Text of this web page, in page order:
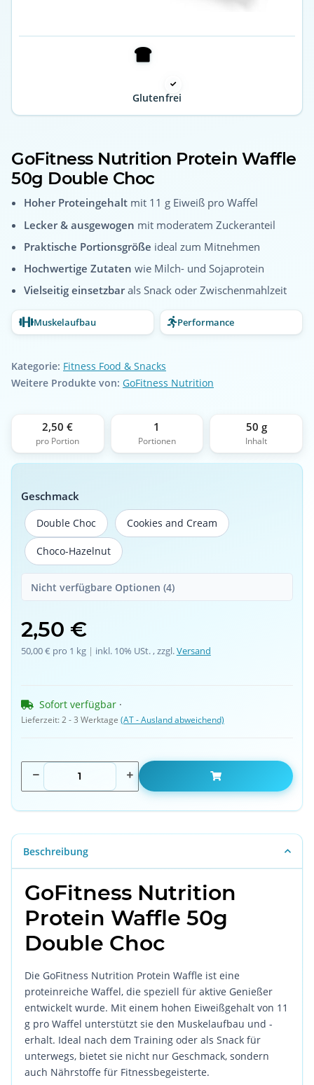
Glutenfrei
GoFitness Nutrition Protein Waffle
50g Double Choc
Hoher Proteingehalt mit 11 g Eiweiß pro Waffel
Lecker & ausgewogen mit moderatem Zuckeranteil
Praktische Portionsgröße ideal zum Mitnehmen
Hochwertige Zutaten wie Milch- und Sojaprotein
Vielseitig einsetzbarals Snack oder Zwischenmahlzeit
Muskelaufbau Performance
Kategorie: Fitness Food & Snacks
Weitere Produkte von: GoFitness Nutrition
2,50 €
pro Portion
1
Portionen
50 g
Inhalt
Geschmack
Double Choc
Double Choc Cookies and Cream
Cookies and Cream
Choco-Hazelnut
Choco-Hazelnut
Nicht verfügbare Optionen (4)
2,50 €
50,00 € pro 1 kg | inkl. 10% USt. , zzgl.Versand
Sofort verfügbar ·
Lieferzeit:2 - 3 Werktage (AT - Ausland abweichend)
Beschreibung
GoFitness Nutrition
Protein Waffle 50g
Double Choc
Die GoFitness Nutrition Protein Waffle ist eine
proteinreiche Waffel, die speziell für aktive Genießer
entwickelt wurde. Mit einem hohen Eiweißgehalt von 11
g pro Waffel unterstützt sie den Muskelaufbau und -
erhalt. Ideal nach dem Training oder als Snack für
unterwegs, bietet sie nicht nur Geschmack, sondern
auch Nährstoffe für Fitnessbegeisterte.